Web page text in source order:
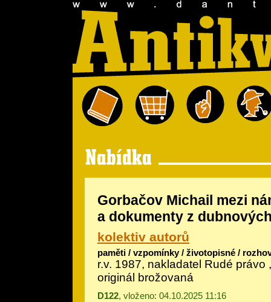
Gorbačov Michail mezi
a dokumenty z
kolektiv autorů
paměti / vzpomínky / životopisné /
r.v. 1987, nakladatel Rudé právo
originál brožovaná
D122, vloženo: 04.10.2025 11:16